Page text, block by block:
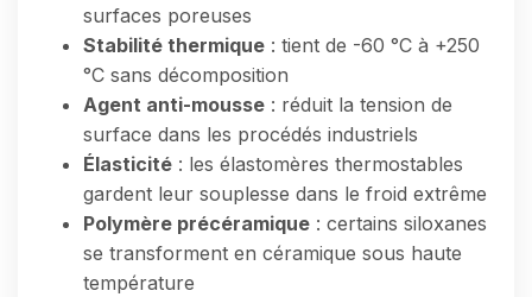
surfaces poreuses
Stabilité thermique : tient de -60 °C à +250
°C sans décomposition
Agent anti-mousse : réduit la tension de
surface dans les procédés industriels
Élasticité : les élastomères thermostables
gardent leur souplesse dans le froid extrême
Polymère précéramique : certains siloxanes
se transforment en céramique sous haute
température